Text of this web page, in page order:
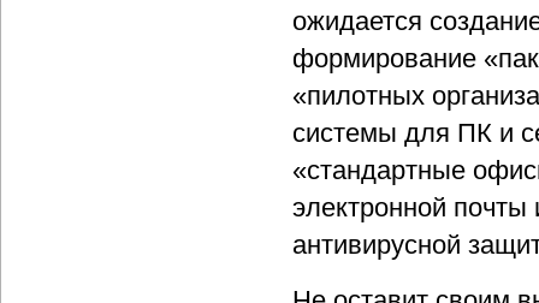
ожидается
формирование
«пилотных
системы для ПК и
«стандартные
электронной почты
антивирусной